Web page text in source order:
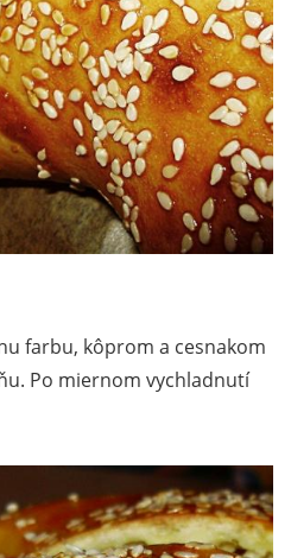
farbu, kôprom a cesnakom
Po miernom vychladnutí